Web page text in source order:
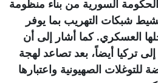
الحكومة السورية من بناء منظومة
شبكات التهريب بما يوفر
العسكري. كما أشار إلى أن
تركيا أيضاً، بعد تصاعد لهجة
للتوغلات الصهيونية واعتبارها